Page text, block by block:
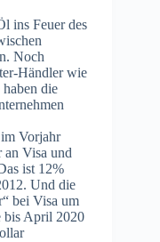
ins Feuer des
Noch
Händler wie
die
Vorjahr
Visa und
ist 12%
Und die
bei Visa um
bis April 2020